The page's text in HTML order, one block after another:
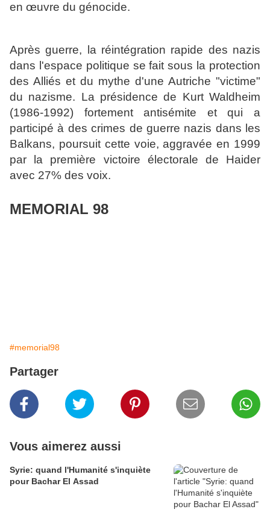
en œuvre du génocide.
Après guerre, la réintégration rapide des nazis
dans l'espace politique se fait sous la protection
des Alliés et du mythe d'une Autriche "victime"
du nazisme. La présidence de Kurt Waldheim
(1986-1992) fortement antisémite et qui a
participé à des crimes de guerre nazis dans les
Balkans, poursuit cette voie, aggravée en 1999
par la première victoire électorale de Haider
avec 27% des voix.
MEMORIAL 98
#memorial98
Partager
Vous aimerez aussi
Syrie: quand l'Humanité s'inquiète
pour Bachar El Assad